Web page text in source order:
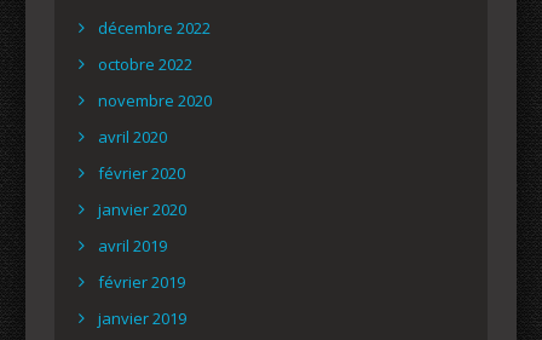
décembre 2022
octobre 2022
novembre 2020
avril 2020
février 2020
janvier 2020
avril 2019
février 2019
janvier 2019